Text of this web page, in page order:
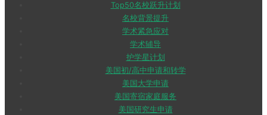
Top50名校跃升计划
名校背景提升
学术紧急应对
学术辅导
护学星计划
美国初/高中申请和转学
美国大学申请
美国寄宿家庭服务
美国研究生申请